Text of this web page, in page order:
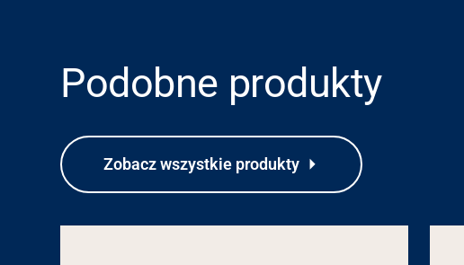
Podobne produkty
Zobacz wszystkie produkty